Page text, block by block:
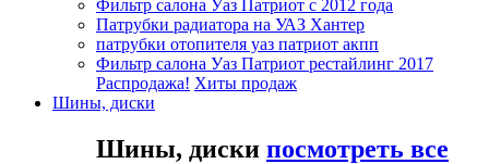
Фильтр салона Уаз Патриот с 2012 года
Патрубки радиатора на УАЗ Хантер
патрубки отопителя уаз патриот акпп
Фильтр салона Уаз Патриот рестайлинг 2017
Распродажа! Хиты продаж
Шины, диски
Шины, диски посмотреть все